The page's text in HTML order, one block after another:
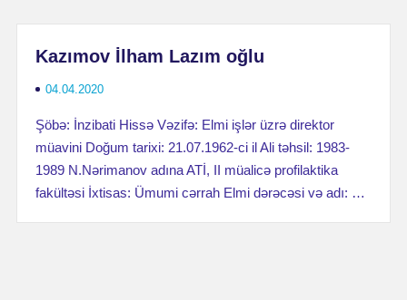
Kazımov İlham Lazım oğlu
04.04.2020
Şöbə: İnzibati Hissə Vəzifə: Elmi işlər üzrə direktor
müavini Doğum tarixi: 21.07.1962-ci il Ali təhsil: 1983-
1989 N.Nərimanov adına ATİ, II müalicə profilaktika
fakültəsi İxtisas: Ümumi cərrah Elmi dərəcəsi və adı: …